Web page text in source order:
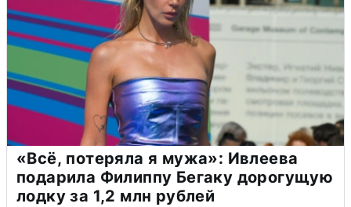
«Всё, потеряла я мужа»: Ивлеева
подарила Филиппу Бегаку дорогущую
лодку за 1,2 млн рублей